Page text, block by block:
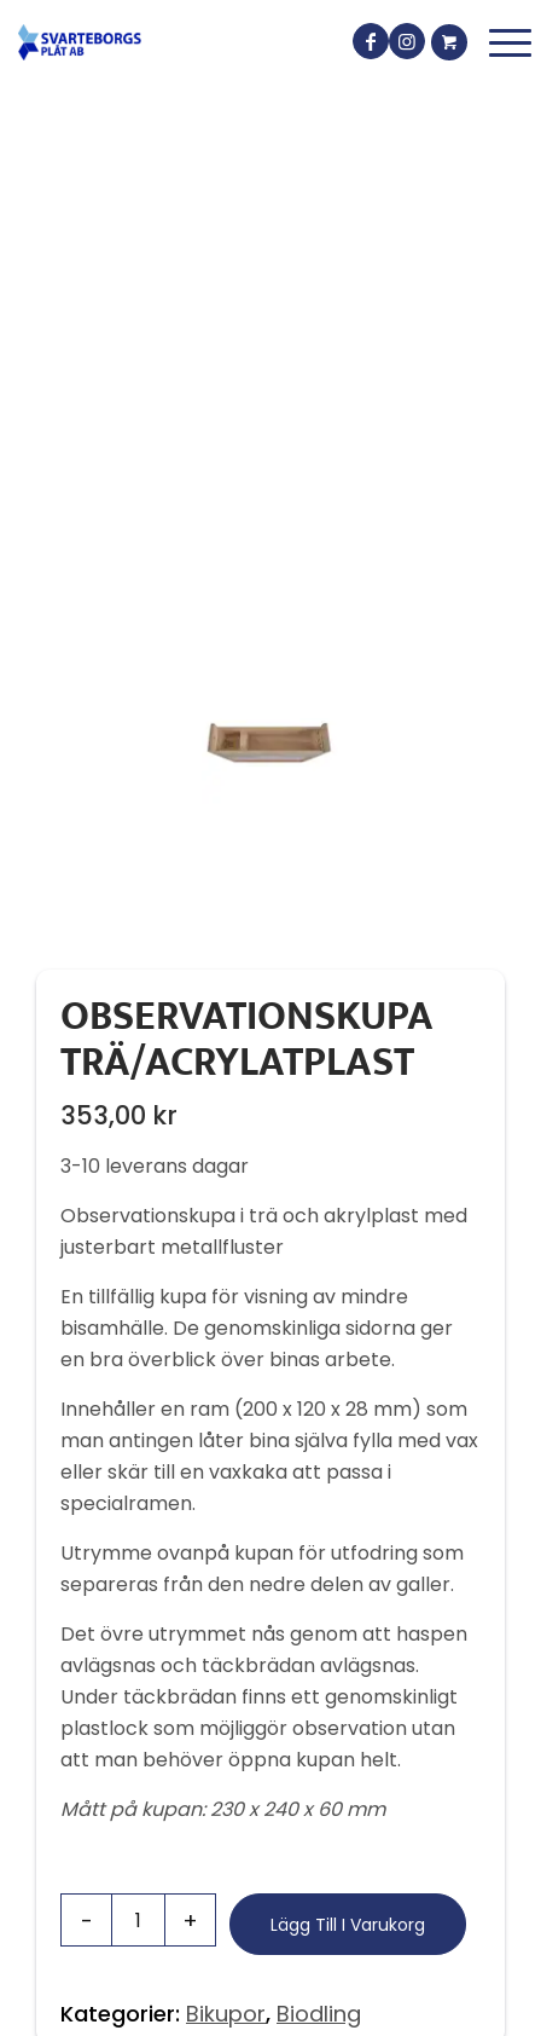
OBSERVATIONSKUPA
TRÄ/ACRYLATPLAST
353,00 kr
3-10 leverans dagar
Observationskupa i trä och akrylplast med
justerbart metallfluster
En tillfällig kupa för visning av mindre
bisamhälle. De genomskinliga sidorna ger
en bra överblick över binas arbete.
Innehåller en ram (200 x 120 x 28 mm) som
man antingen låter bina själva fylla med vax
eller skär till en vaxkaka att passa i
specialramen.
Utrymme ovanpå kupan för utfodring som
separeras från den nedre delen av galler.
Det övre utrymmet nås genom att haspen
avlägsnas och täckbrädan avlägsnas.
Under täckbrädan finns ett genomskinligt
plastlock som möjliggör observation utan
att man behöver öppna kupan helt.
Mått på kupan: 230 x 240 x 60 mm
Lägg Till I Varukorg
Kategorier: Bikupor, Biodling